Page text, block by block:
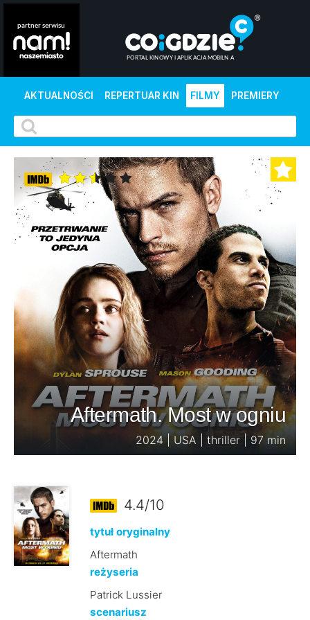
AKTUALNOŚCI REPERTUAR KIN FILMY PREMIERY
Aftermath. Most w ogniu
2024 | USA | thriller | 97 min
4.4/10
tytuł oryginalny
Aftermath
reżyseria
Patrick Lussier
scenariusz